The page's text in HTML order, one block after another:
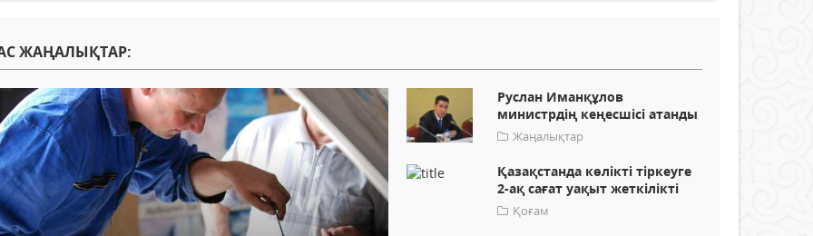
ЖАҢАЛЫҚТАР:
Руслан Иманқұлов
министрдің кеңесшісі атанды
Жаңалықтар
Қазақстанда көлікті тіркеуге
2-ақ сағат уақыт жеткілікті
Қоғам